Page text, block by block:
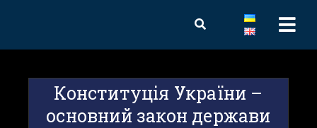
Конституція України –
основний закон держави